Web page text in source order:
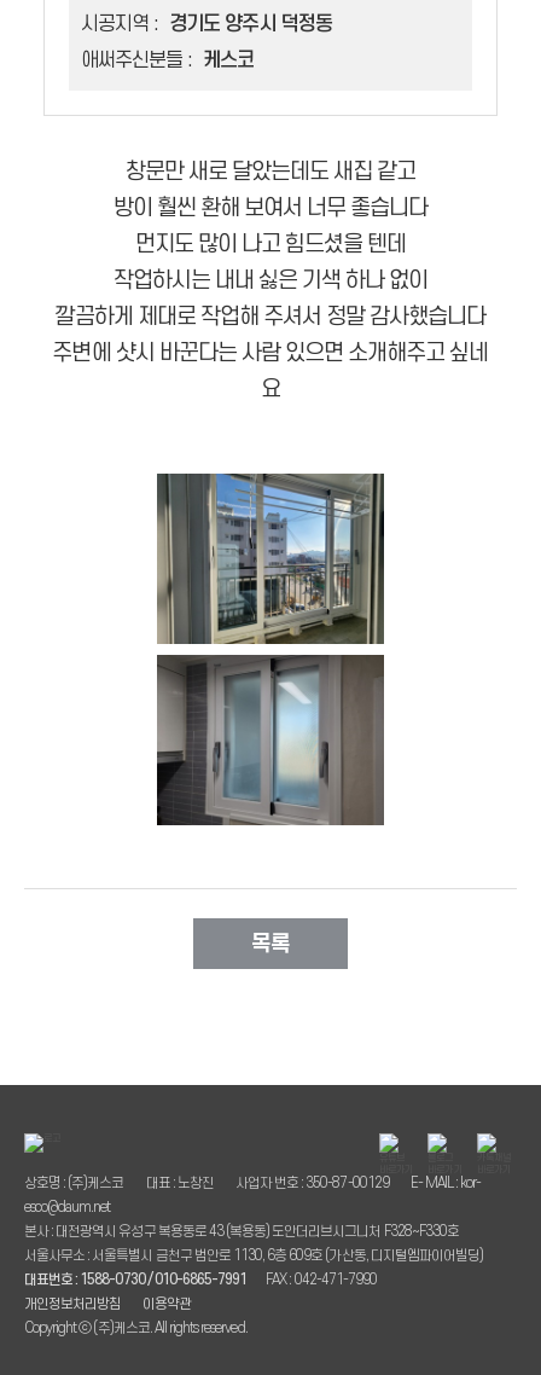
시공지역 :
경기도 양주시 덕정동
애써주신분들 :
케스코
창문만 새로 달았는데도 새집 같고
방이 훨씬 환해 보여서 너무 좋습니다
먼지도 많이 나고 힘드셨을 텐데
작업하시는 내내 싫은 기색 하나 없이
깔끔하게 제대로 작업해 주셔서 정말 감사했습니다
주변에 샷시 바꾼다는 사람 있으면 소개해주고 싶네
요
목록
상호명 : (주)케스코 대표 : 노창진 사업자 번호 : 350-87-00129
E- MAIL : kor-
esco@daum.net
본사 : 대전광역시 유성구 복용동로 43 (복용동) 도안더리브시그니처 F328~F330호
서울사무소 : 서울특별시 금천구 범안로 1130, 6층 609호 (가산동, 디지털엠파이어빌딩)
대표번호 : 1588-0730 / 010-6865-7991
FAX : 042-471-7990
개인정보처리방침
이용약관
Copyright ⓒ (주)케스코. All rights reserved.